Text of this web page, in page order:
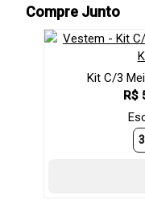
Compre Junto
Kit C/3
R$